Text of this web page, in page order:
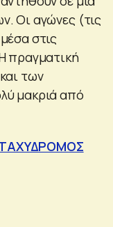
Οι αγώνες (τις
στις
πραγματική
των
μακριά από